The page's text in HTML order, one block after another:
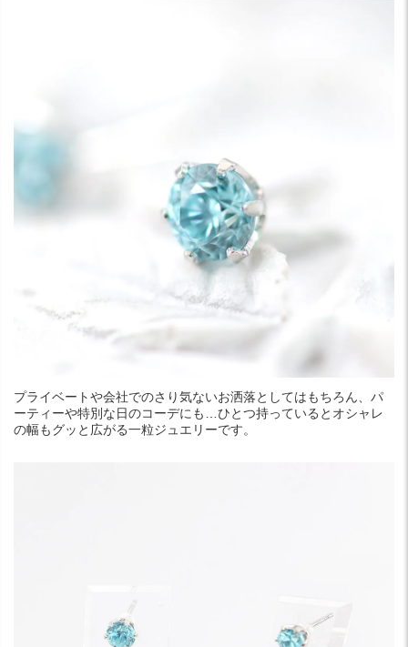
プライベートや会社でのさり気ないお洒落としてはもちろん、パ
ーティーや特別な日のコーデにも…ひとつ持っているとオシャレ
の幅もグッと広がる一粒ジュエリーです。